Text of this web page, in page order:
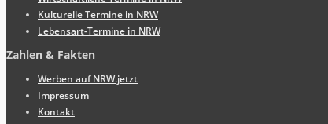
Kulturelle Termine in NRW
Lebensart-Termine in NRW
Zahlen & Fakten
Werben auf NRW.jetzt
Impressum
Kontakt